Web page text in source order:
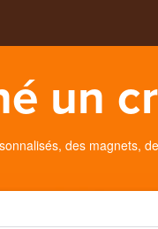
un
des magnets,